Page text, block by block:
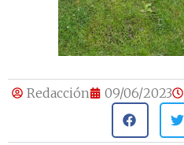
Redacción 09/06/2023